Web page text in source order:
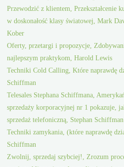
Przewodzić z klientem, Przekształcenie
w doskonałość klasy światowej, Mark
Kober
Oferty, przetargi i propozycje,
najlepszym praktykom, Harold Lewis
Techniki Cold Calling, Które naprawdę
Schiffman
Telesales Stephana Schiffmana,
sprzedaży korporacyjnej nr 1 pokazuje,
sprzedaż telefoniczną, Stephan Schiffman
Techniki zamykania, (które naprawdę
Schiffman
Zwolnij, sprzedaj szybciej!, Zrozum